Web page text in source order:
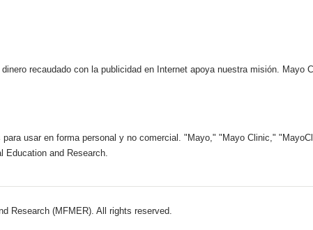
recaudado con la publicidad en Internet apoya nuestra misión.
usar en forma personal y no comercial. "Mayo," "Mayo Clinic,"
Education and Research.
Research (MFMER). All rights reserved.